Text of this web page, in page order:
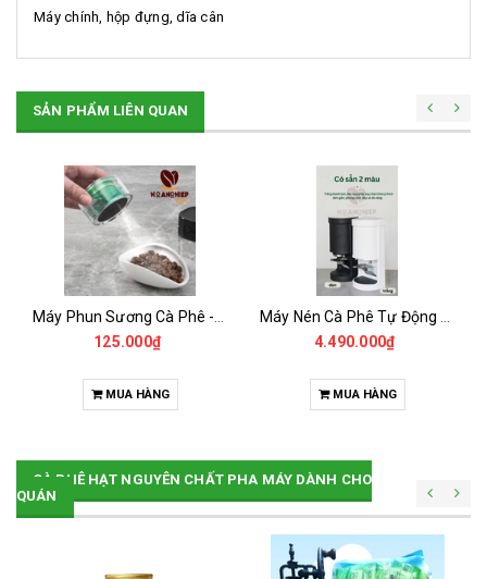
Máy chính, hộp đựng, dĩa cân
SẢN PHẨM LIÊN QUAN
Máy Phun Sương Cà Phê -Chống Tĩnh Điện
125.000₫
MUA HÀNG
Máy Nén Cà Phê Tự Động - Tamper Electric 58MM
4.490.000₫
MUA HÀNG
CÀ PHÊ HẠT NGUYÊN CHẤT PHA MÁY DÀNH CHO
QUÁN